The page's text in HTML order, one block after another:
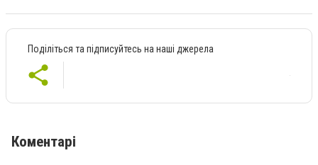
Поділіться та підписуйтесь на наші джерела
Коментарі